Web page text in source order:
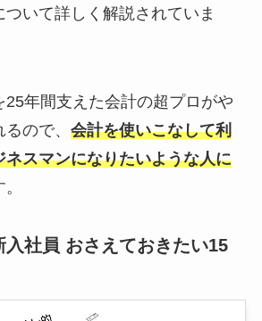
いて詳しく解説されていま
25年間支えた会計の超プロがや
ので、 会計を使いこなして利
ネスマンになりたいような人に
入社員 おさえておきたい15